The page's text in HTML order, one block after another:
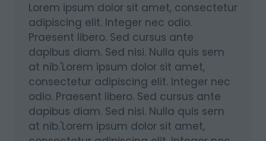
Lorem ipsum dolor sit amet, consectetur
adipiscing elit. Integer nec odio.
Praesent libero. Sed cursus ante
dapibus diam. Sed nisi. Nulla quis sem
at nib.'Lorem ipsum dolor sit amet,
consectetur adipiscing elit. Integer nec
odio. Praesent libero. Sed cursus ante
dapibus diam. Sed nisi. Nulla quis sem
at nib.'Lorem ipsum dolor sit amet,